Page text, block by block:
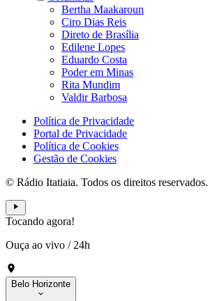
Bertha Maakaroun
Ciro Dias Reis
Direto de Brasília
Edilene Lopes
Eduardo Costa
Poder em Minas
Rita Mundim
Valdir Barbosa
Política de Privacidade
Portal de Privacidade
Política de Cookies
Gestão de Cookies
© Rádio Itatiaia. Todos os direitos reservados.
Tocando agora!
Ouça ao vivo / 24h
Belo Horizonte